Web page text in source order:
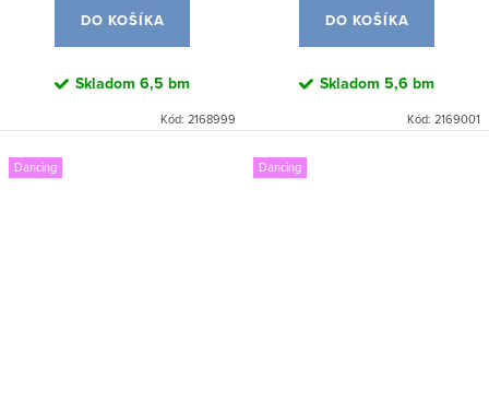
DO KOŠÍKA
Skladom 6,5 bm
Kód: 2168999
DO KOŠÍKA
Skladom 5,6 bm
Kód: 2169001
Dancing Dancing